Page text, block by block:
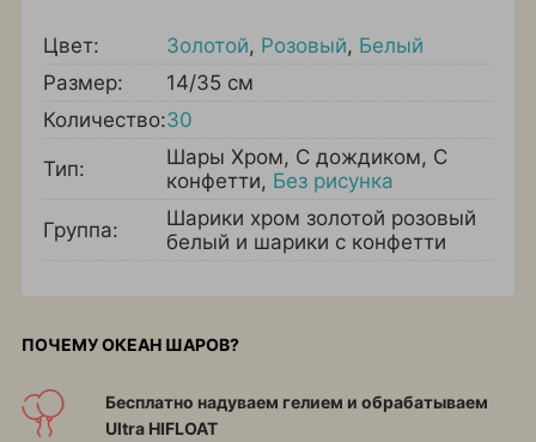
Цвет: Золотой, Розовый, Белый
Размер:
14/35 см
Количество:30
Тип: Шары Хром, С дождиком, С
конфетти, Без рисунка
Группа:
Шарики хром золотой розовый
белый и шарики с конфетти
ПОЧЕМУ ОКЕАН ШАРОВ?
Бесплатно надуваем гелием и обрабатываем
Ultra HIFLOAT